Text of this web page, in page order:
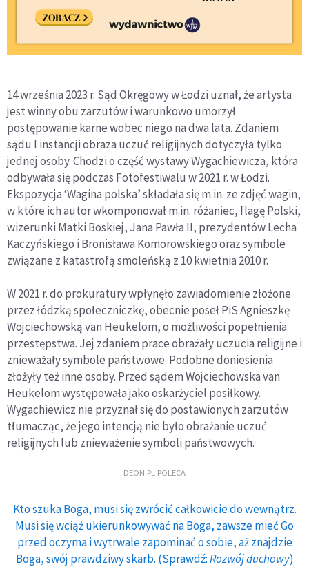
14 września 2023 r. Sąd Okręgowy w Łodzi uznał, że artysta
jest winny obu zarzutów i warunkowo umorzył
postępowanie karne wobec niego na dwa lata. Zdaniem
sądu I instancji obraza uczuć religijnych dotyczyła tylko
jednej osoby. Chodzi o część wystawy Wygachiewicza, która
odbywała się podczas Fotofestiwalu w 2021 r. w Łodzi.
Ekspozycja ‘Wagina polska’ składała się m.in. ze zdjęć wagin,
w które ich autor wkomponował m.in. różaniec, flagę Polski,
wizerunki Matki Boskiej, Jana Pawła II, prezydentów Lecha
Kaczyńskiego i Bronisława Komorowskiego oraz symbole
związane z katastrofą smoleńską z 10 kwietnia 2010 r.
W 2021 r. do prokuratury wpłynęło zawiadomienie złożone
przez łódzką społeczniczkę, obecnie poseł PiS Agnieszkę
Wojciechowską van Heukelom, o możliwości popełnienia
przestępstwa. Jej zdaniem prace obrażały uczucia religijne i
znieważały symbole państwowe. Podobne doniesienia
złożyły też inne osoby. Przed sądem Wojciechowska van
Heukelom występowała jako oskarżyciel posiłkowy.
Wygachiewicz nie przyznał się do postawionych zarzutów
tłumacząc, że jego intencją nie było obrażanie uczuć
religijnych lub znieważenie symboli państwowych.
DEON.PL POLECA
Kto szuka Boga, musi się zwrócić całkowicie do wewnątrz.
Musi się wciąż ukierunkowywać na Boga, zawsze mieć Go
przed oczyma i wytrwale zapominać o sobie, aż znajdzie
Boga, swój prawdziwy skarb. (Sprawdź:Rozwój duchowy)